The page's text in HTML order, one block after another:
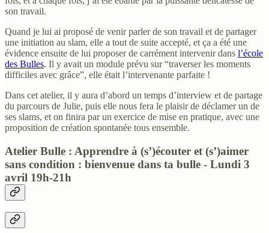
son travail.
Quand je lui ai proposé de venir parler de son travail et de partager
une initiation au slam, elle a tout de suite accepté, et ça a été une
évidence ensuite de lui proposer de carrément intervenir dans l’école
des Bulles. Il y avait un module prévu sur “traverser les moments
difficiles avec grâce”, elle était l’intervenante parfaite !
Dans cet atelier, il y aura d’abord un temps d’interview et de partage
du parcours de Julie, puis elle nous fera le plaisir de déclamer un de
ses slams, et on finira par un exercice de mise en pratique, avec une
proposition de création spontanée tous ensemble.
Atelier Bulle : Apprendre à (s’)écouter et (s’)aimer
sans condition : bienvenue dans ta bulle - Lundi 3
avril 19h-21h